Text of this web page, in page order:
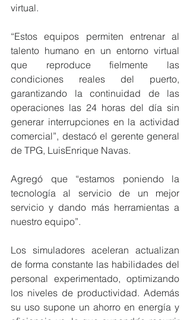
virtual.
“Estos equipos permiten entrenar al
talento humano en un entorno virtual
que reproduce fielmente las
condiciones reales del puerto,
garantizando la continuidad de las
operaciones las 24 horas del día sin
generar interrupciones en la actividad
comercial”, destacó el gerente general
de TPG, LuisEnrique Navas.
Agregó que “estamos poniendo la
tecnología al servicio de un mejor
servicio y dando más herramientas a
nuestro equipo”.
Los simuladores aceleran actualizan
de forma constante las habilidades del
personal experimentado, optimizando
los niveles de productividad. Además
su uso supone un ahorro en energía y